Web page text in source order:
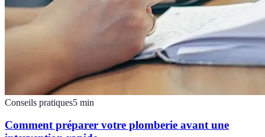
Conseils pratiques5 min
Comment préparer votre plomberie avant une